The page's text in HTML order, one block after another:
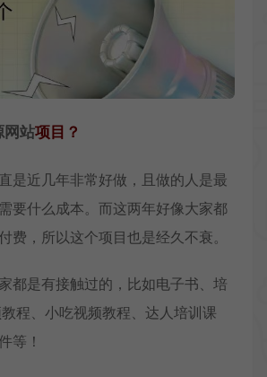
网站项目？
是近几年非常好做，且做的人是最
要什么成本。而这两年好像大家都
费，所以这个项目也是经久不衰。
都是有接触过的，比如电子书、培
程、小吃视频教程、达人培训课
等！